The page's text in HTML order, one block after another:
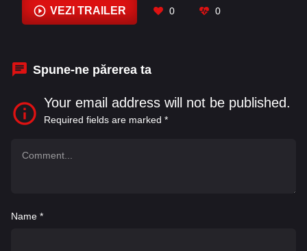
Becca Marks, Beth Dixon, Brian Sayers
Stacy Mills, Bruce MacVittie
VEZI TRAILER 0 0
Spune-ne părerea ta
Your email address will not be published.
Required fields are marked *
Name *